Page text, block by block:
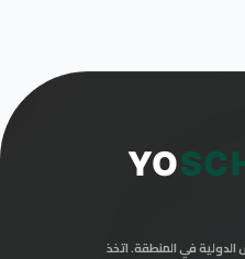
YO
الدولية في المنطقة. اتخذ